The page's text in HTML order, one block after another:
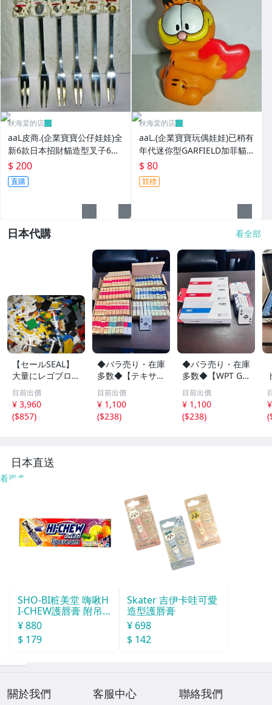
秋海棠的店
aaL皮商.(企業寶寶公仔娃娃)全
新6款日本招財貓造型叉子6
入!!--造型都不一樣值得收藏!!/
大4/-P
$ 200
直購
秋海棠的店
aaL.(企業寶寶玩偶娃娃)已稍有
年代迷你型GARFIELD加菲貓
拿紅色心型造型公仔!--保存良
好值得收藏!/6房樂箱1
$ 80
競標
日本代購 看全部
【セールSEAL】
大量にレゴブロッ
クが必要な方必
見！！お得★LEG
Oレゴブロック
3kg バラバラい
目前出價
¥ 3,960
($857)
◆バラ売り・在庫
多数◆【テキサス
ホールデム ポー
カー トランプ TE
XAS HOLD`EM カ
ジノジャンボイン
目前出價
¥ 1,100
($238)
◆バラ売り・在庫
多数◆【WPT GG
poker ポーカー
プラスチックトラ
ンプ 100%プラス
チック 防水 WPT
目前出價
¥ 1,100
($238)
(
日本直送
看更多
SHO-BI粧美堂 嗨啾H
I-CHEW護唇膏 附吊
飾(款式隨機)
¥ 880
$ 179
Skater 吉伊卡哇可愛
造型護唇膏
¥ 698
$ 142
關於我們 客服中心 聯絡我們